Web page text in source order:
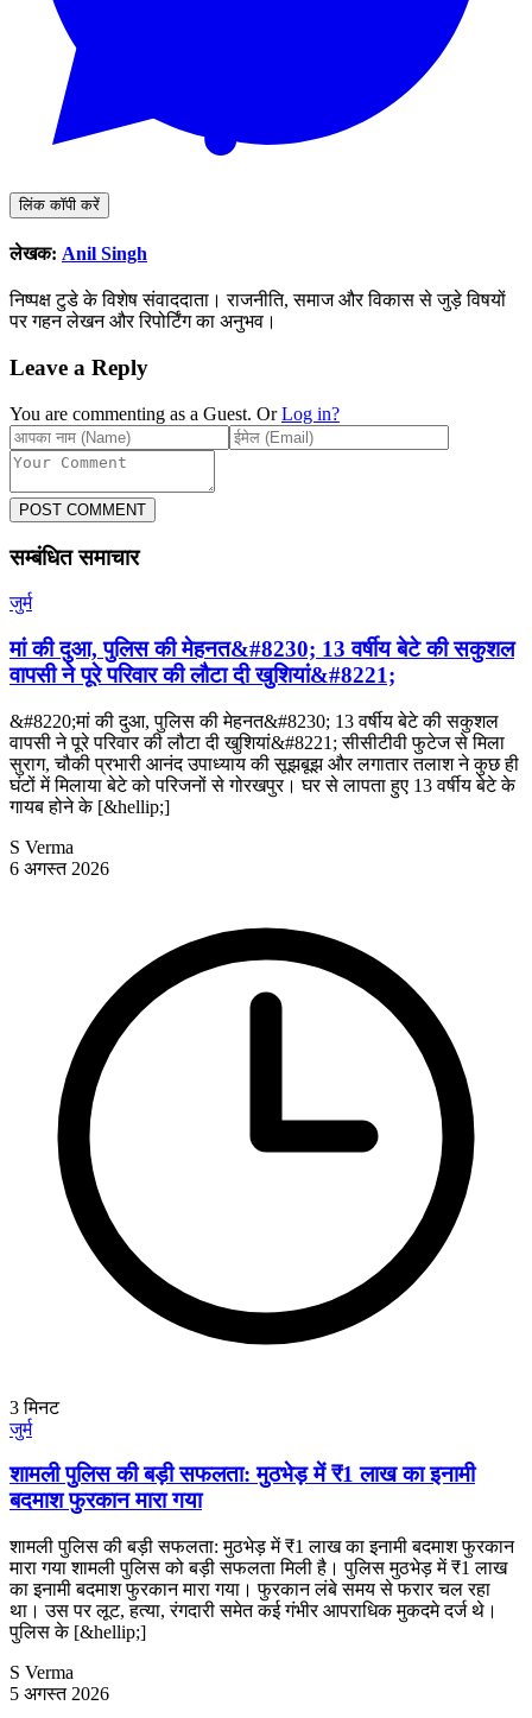
लिंक कॉपी करें
लेखक: Anil Singh
निष्पक्ष टुडे के विशेष संवाददाता। राजनीति, समाज और विकास से जुड़े विषयों
पर गहन लेखन और रिपोर्टिंग का अनुभव।
Leave a Reply
You are commenting as a Guest. Or Log in?
POST COMMENT
सम्बंधित समाचार
जुर्म
मां की दुआ, पुलिस की मेहनत&#8230; 13 वर्षीय बेटे की सकुशल
वापसी ने पूरे परिवार की लौटा दी खुशियां&#8221;
&#8220;मां की दुआ, पुलिस की मेहनत&#8230; 13 वर्षीय बेटे की सकुशल
वापसी ने पूरे परिवार की लौटा दी खुशियां&#8221; सीसीटीवी फुटेज से मिला
सुराग, चौकी प्रभारी आनंद उपाध्याय की सूझबूझ और लगातार तलाश ने कुछ ही
घंटों में मिलाया बेटे को परिजनों से गोरखपुर। घर से लापता हुए 13 वर्षीय बेटे के
गायब होने के [&hellip;]
S Verma
6 अगस्त 2026
3मिनट
जुर्म
शामली पुलिस की बड़ी सफलता: मुठभेड़ में ₹1 लाख का इनामी
बदमाश फुरकान मारा गया
शामली पुलिस की बड़ी सफलता: मुठभेड़ में ₹1 लाख का इनामी बदमाश फुरकान
मारा गया शामली पुलिस को बड़ी सफलता मिली है। पुलिस मुठभेड़ में ₹1 लाख
का इनामी बदमाश फुरकान मारा गया। फुरकान लंबे समय से फरार चल रहा
था। उस पर लूट, हत्या, रंगदारी समेत कई गंभीर आपराधिक मुकदमे दर्ज थे।
पुलिस के [&hellip;]
S Verma
5 अगस्त 2026